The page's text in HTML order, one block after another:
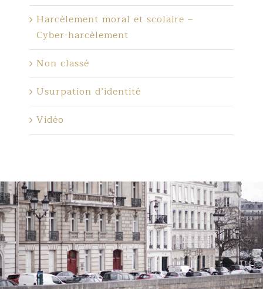
Harcèlement moral et scolaire –
Cyber-harcèlement
Non classé
Usurpation d’identité
Vidéo